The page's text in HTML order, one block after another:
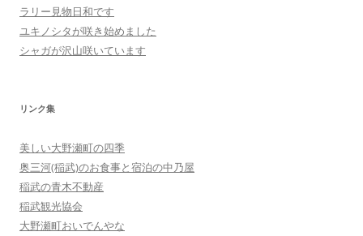
ラリー見物日和です
ユキノシタが咲き始めました
シャガが沢山咲いています
リンク集
美しい大野瀬町の四季
奥三河(稲武)のお食事と宿泊の中乃屋
稲武の青木不動産
稲武観光協会
大野瀬町おいでんやな